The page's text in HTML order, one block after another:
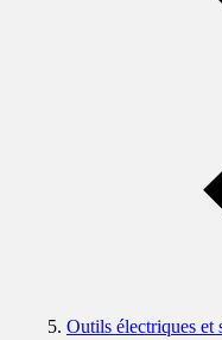
Outils électriques et